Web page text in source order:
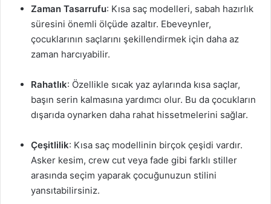
Zaman Tasarrufu: Kısa saç modelleri, sabah hazırlık
süresini önemli ölçüde azaltır. Ebeveynler,
çocuklarının saçlarını şekillendirmek için daha az
zaman harcıyabilir.
Rahatlık: Özellikle sıcak yaz aylarında kısa saçlar,
başın serin kalmasına yardımcı olur. Bu da çocukların
dışarıda oynarken daha rahat hissetmelerini sağlar.
Çeşitlilik: Kısa saç modellinin birçok çeşidi vardır.
Asker kesim, crew cut veya fade gibi farklı stiller
arasında seçim yaparak çocuğunuzun stilini
yansıtabilirsiniz.